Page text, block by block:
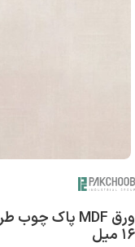
۱۶ میل